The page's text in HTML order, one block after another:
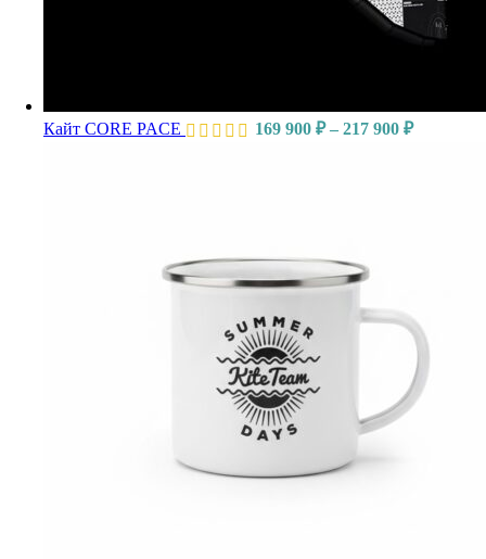
Кайт CORE PACE 169 900 ₽ – 217 900 ₽